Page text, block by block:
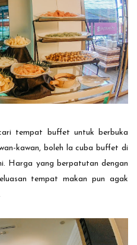
tempat buffet untuk berbuka
kawan, boleh la cuba buffet di
Harga yang berpatutan dengan
tempat makan pun agak